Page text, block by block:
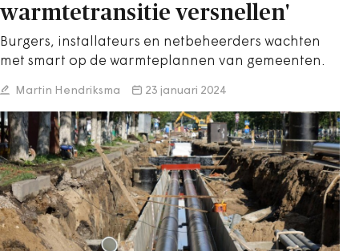
warmtetransitie versnellen'
Burgers, installateurs en netbeheerders wachten
met smart op de warmteplannen van gemeenten.
Martin Hendriksma 23 januari 2024